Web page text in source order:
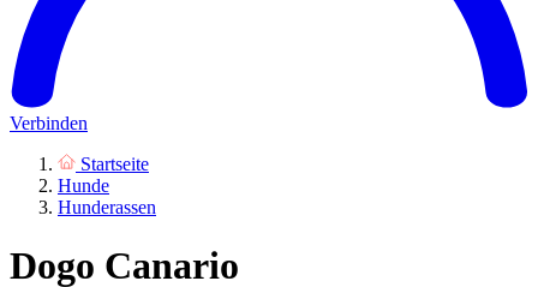
Verbinden
Startseite
Hunde
Hunderassen
Dogo Canario